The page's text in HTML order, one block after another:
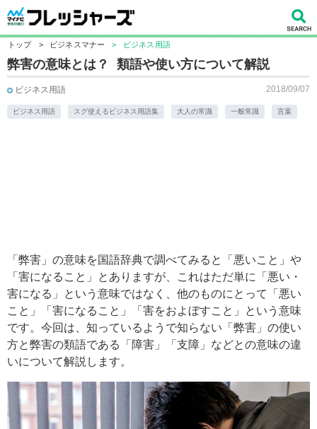
トップ > ビジネスマナー > ビジネス用語
弊害の意味とは？ 類語や使い方について解説
ビジネス用語 2018/09/07
ビジネス用語 スグ使えるビジネス用語集 大人の常識 一般常識 言葉
「弊害」の意味を国語辞典で調べてみると「悪いこと」や
「害になること」とありますが、これはただ単に「悪い・
害になる」という意味ではなく、他のものにとって「悪い
こと」「害になること」「害をおよぼすこと」という意味
です。今回は、知っているようで知らない「弊害」の使い
方と弊害の類語である「障害」「支障」などとの意味の違
いについて解説します。